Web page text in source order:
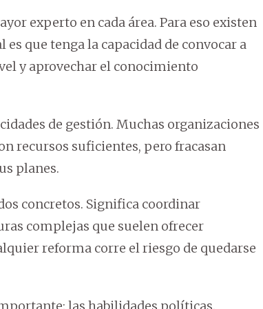
experto en cada área. Para eso existen
que tenga la capacidad de convocar a
y aprovechar el conocimiento
de gestión. Muchas organizaciones
recursos suficientes, pero fracasan
planes.
concretos. Significa coordinar
complejas que suelen ofrecer
reforma corre el riesgo de quedarse